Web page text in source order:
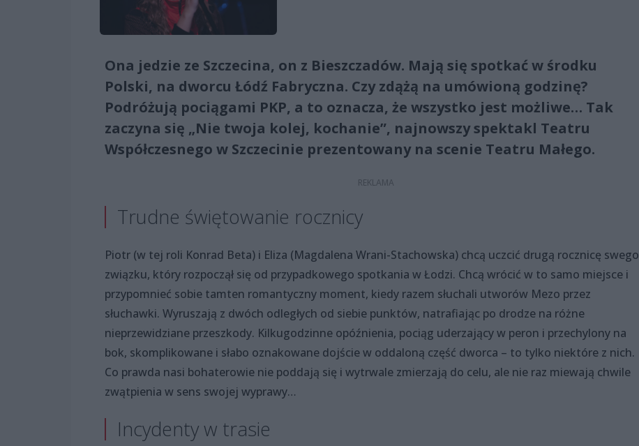
Ona jedzie ze Szczecina, on z Bieszczadów. Mają się spotkać w środku
Polski, na dworcu Łódź Fabryczna. Czy zdążą na umówioną godzinę?
Podróżują pociągami PKP, a to oznacza, że wszystko jest możliwe… Tak
zaczyna się „Nie twoja kolej, kochanie”, najnowszy spektakl Teatru
Współczesnego w Szczecinie prezentowany na scenie Teatru Małego.
Trudne świętowanie rocznicy
Piotr (w tej roli Konrad Beta) i Eliza (Magdalena Wrani-Stachowska) chcą uczcić drugą rocznicę swego
związku, który rozpoczął się od przypadkowego spotkania w Łodzi. Chcą wrócić w to samo miejsce i
przypomnieć sobie tamten romantyczny moment, kiedy razem słuchali utworów Mezo przez
słuchawki. Wyruszają z dwóch odległych od siebie punktów, natrafiając po drodze na różne
nieprzewidziane przeszkody. Kilkugodzinne opóźnienia, pociąg uderzający w peron i przechylony na
bok, skomplikowane i słabo oznakowane dojście w oddaloną część dworca – to tylko niektóre z nich.
Co prawda nasi bohaterowie nie poddają się i wytrwale zmierzają do celu, ale nie raz miewają chwile
zwątpienia w sens swojej wyprawy…
Incydenty w trasie